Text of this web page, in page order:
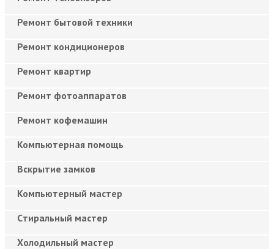
Ремонт бытовой техники
Ремонт кондиционеров
Ремонт квартир
Ремонт фотоаппаратов
Ремонт кофемашин
Компьютерная помощь
Вскрытие замков
Компьютерный мастер
Cтиральный мастер
Холодильный мастер